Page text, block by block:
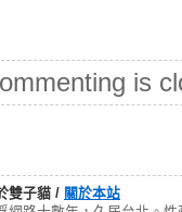
is
雙子貓 / 關於本站